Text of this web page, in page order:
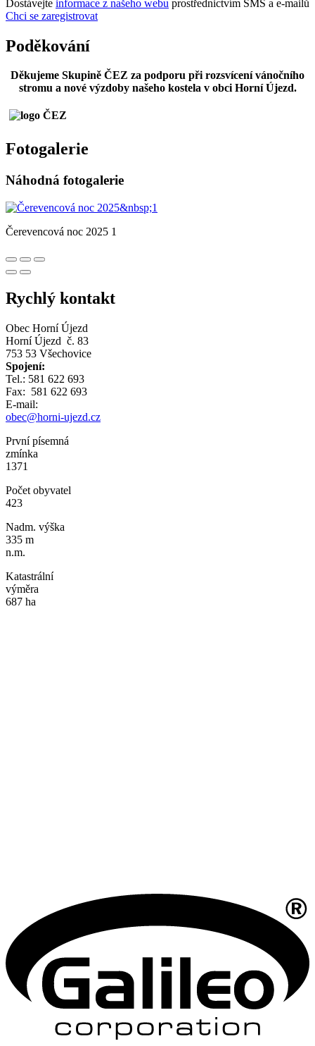
Dostávejte informace z našeho webu prostřednictvím SMS a e-mailů
Chci se zaregistrovat
Poděkování
Děkujeme Skupině ČEZ za podporu při rozsvícení vánočního
stromu a nové výzdoby našeho kostela v obci Horní Újezd.
Fotogalerie
Náhodná fotogalerie
Čerevencová noc 2025 1
Rychlý kontakt
Obec Horní Újezd
Horní Újezd č. 83
753 53 Všechovice
Spojení:
Tel.: 581 622 693
Fax: 581 622 693
E-mail:
obec@horni-ujezd.cz
První písemná
zmínka
1371
Počet obyvatel
423
Nadm. výška
335 m
n.m.
Katastrální
výměra
687 ha